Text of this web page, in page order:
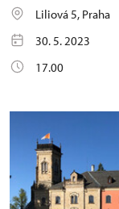
Liliová 5, Praha
30. 5. 2023
17.00